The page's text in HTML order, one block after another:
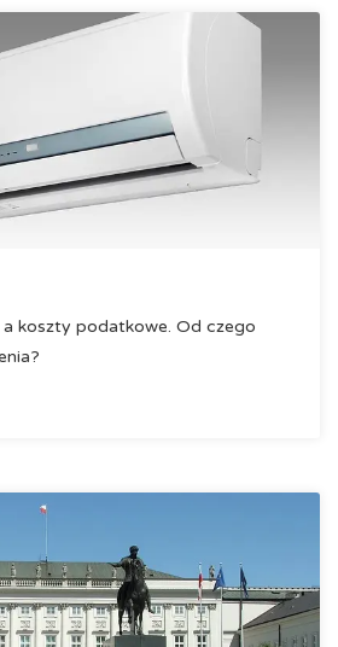
koszty podatkowe. Od czego